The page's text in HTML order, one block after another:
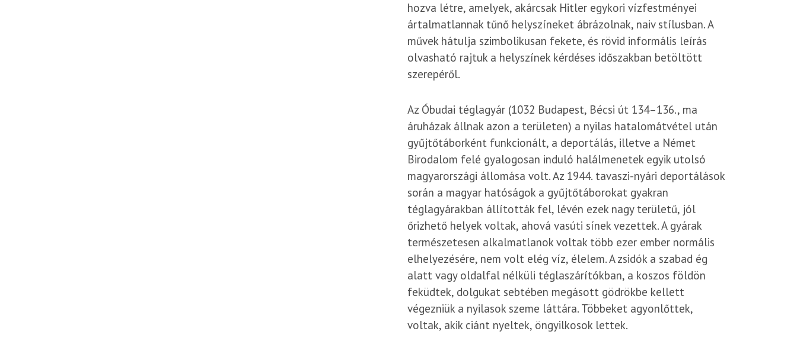
hozva létre, amelyek, akárcsak Hitler egykori vízfestményei
ártalmatlannak tűnő helyszíneket ábrázolnak, naiv stílusban. A
művek hátulja szimbolikusan fekete, és rövid informális leírás
olvasható rajtuk a helyszínek kérdéses időszakban betöltött
szerepéről.
Az Óbudai téglagyár (1032 Budapest, Bécsi út 134–136., ma
áruházak állnak azon a területen) a nyilas hatalomátvétel után
gyűjtőtáborként funkcionált, a deportálás, illetve a Német
Birodalom felé gyalogosan induló halálmenetek egyik utolsó
magyarországi állomása volt. Az 1944. tavaszi-nyári deportálások
során a magyar hatóságok a gyűjtőtáborokat gyakran
téglagyárakban állították fel, lévén ezek nagy területű, jól
őrizhető helyek voltak, ahová vasúti sínek vezettek. A gyárak
természetesen alkalmatlanok voltak több ezer ember normális
elhelyezésére, nem volt elég víz, élelem. A zsidók a szabad ég
alatt vagy oldalfal nélküli téglaszárítókban, a koszos földön
feküdtek, dolgukat sebtében megásott gödrökbe kellett
végezniük a nyilasok szeme láttára. Többeket agyonlőttek,
voltak, akik ciánt nyeltek, öngyilkosok lettek.